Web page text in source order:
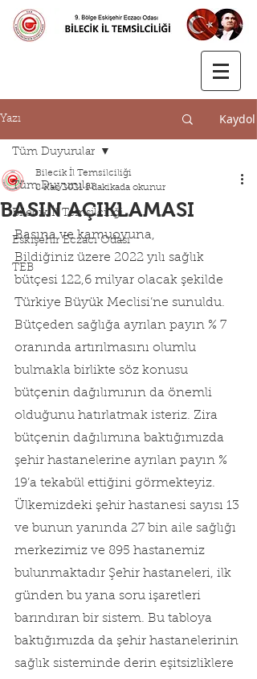
Yazı Kaydol
Tüm Duyurular
Bilecik İl Temsilciliği
Eskişehir Eczacı Odası
TEB
Tüm Duyurular
BASIN AÇIKLAMASI
Bilecik İl Temsilciliği
8 Kas 2021 1 dakikada okunur
Basına ve kamuoyuna,
Bildiğiniz üzere 2022 yılı sağlık
bütçesi 122,6 milyar olacak şekilde
Türkiye Büyük Meclisi’ne sunuldu.
Bütçeden sağlığa ayrılan payın % 7
oranında artırılmasını olumlu
bulmakla birlikte söz konusu
bütçenin dağılımının da önemli
olduğunu hatırlatmak isteriz. Zira
bütçenin dağılımına baktığımızda
şehir hastanelerine ayrılan payın %
19’a tekabül ettiğini görmekteyiz.
Ülkemizdeki şehir hastanesi sayısı 13
ve bunun yanında 27 bin aile sağlığı
merkezimiz ve 895 hastanemiz
bulunmaktadır Şehir hastaneleri, ilk
günden bu yana soru işaretleri
barındıran bir sistem. Bu tabloya
baktığımızda da şehir hastanelerinin
sağlık sisteminde derin eşitsizliklere